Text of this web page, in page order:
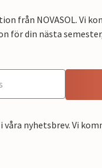
från NOVASOL. Vi
för din nästa
nyhetsbrev. Vi